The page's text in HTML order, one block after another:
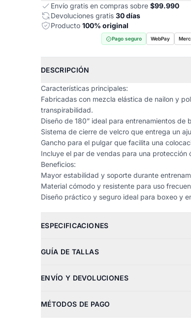
Envío gratis en compras sobre $99.990
Devoluciones gratis 30 días
Producto 100% original
Pago seguro WebPay
DESCRIPCIÓN
Características principales:
Fabricadas con mezcla elástica de nailon y
transpirabilidad.
Diseño de 180” ideal para entrenamientos de
Sistema de cierre de velcro que entrega un
Gancho para el pulgar que facilita una
Incluye el par de vendas para una protección
Beneficios:
Mayor estabilidad y soporte durante
Material cómodo y resistente para uso
Diseño práctico y seguro ideal para boxeo y
ESPECIFICACIONES
GUÍA DE TALLAS
ENVÍO Y DEVOLUCIONES
MÉTODOS DE PAGO